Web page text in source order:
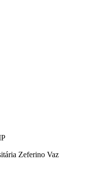
Zeferino Vaz